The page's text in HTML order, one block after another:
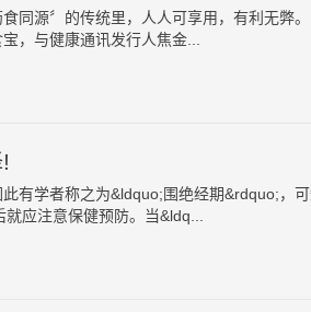
同源〞的传统里，人人可享用，有利无弊
，与健康通讯发行人焦金...
有学者称之为&ldquo;围绝经期&rdquo;，可
应注意保健预防。当&ldq...